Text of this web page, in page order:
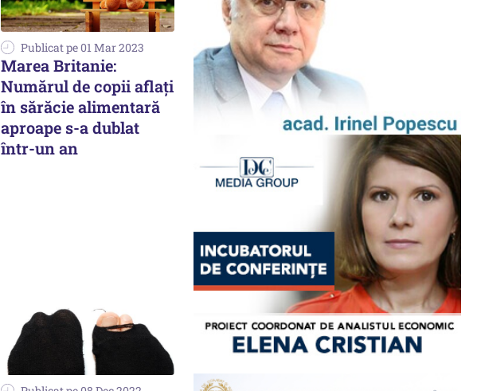
Publicat pe 01 Mar 2023
Marea Britanie:
Numărul de copii aflați
în sărăcie alimentară
aproape s-a dublat
într-un an